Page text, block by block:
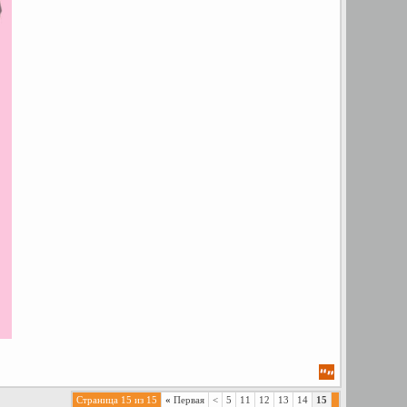
Страница 15 из 15 « Первая < 5 11 12 13 14 15